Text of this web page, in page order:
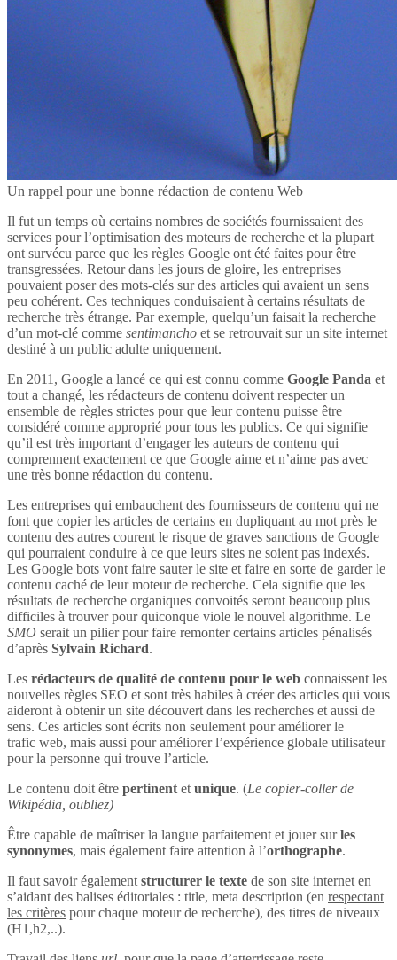
Un rappel pour une bonne rédaction de contenu Web
Il fut un temps où certains nombres de sociétés fournissaient des
services pour l’optimisation des moteurs de recherche et la plupart
ont survécu parce que les règles Google ont été faites pour être
transgressées. Retour dans les jours de gloire, les entreprises
pouvaient poser des mots-clés sur des articles qui avaient un sens
peu cohérent. Ces techniques conduisaient à certains résultats de
recherche très étrange. Par exemple, quelqu’un faisait la recherche
d’un mot-clé comme sentimancho et se retrouvait sur un site internet
destiné à un public adulte uniquement.
En 2011, Google a lancé ce qui est connu comme Google Panda et
tout a changé, les rédacteurs de contenu doivent respecter un
ensemble de règles strictes pour que leur contenu puisse être
considéré comme approprié pour tous les publics. Ce qui signifie
qu’il est très important d’engager les auteurs de contenu qui
comprennent exactement ce que Google aime et n’aime pas avec
une très bonne rédaction du contenu.
Les entreprises qui embauchent des fournisseurs de contenu qui ne
font que copier les articles de certains en dupliquant au mot près le
contenu des autres courent le risque de graves sanctions de Google
qui pourraient conduire à ce que leurs sites ne soient pas indexés.
Les Google bots vont faire sauter le site et faire en sorte de garder le
contenu caché de leur moteur de recherche. Cela signifie que les
résultats de recherche organiques convoités seront beaucoup plus
difficiles à trouver pour quiconque viole le nouvel algorithme. Le
SMO serait un pilier pour faire remonter certains articles pénalisés
d’après Sylvain Richard.
Les rédacteurs de qualité de contenu pour le web connaissent les
nouvelles règles SEO et sont très habiles à créer des articles qui vous
aideront à obtenir un site découvert dans les recherches et aussi de
sens. Ces articles sont écrits non seulement pour améliorer le
trafic web, mais aussi pour améliorer l’expérience globale utilisateur
pour la personne qui trouve l’article.
Le contenu doit être pertinent et unique. (Le copier-coller de
Wikipédia, oubliez)
Être capable de maîtriser la langue parfaitement et jouer surles
synonymes, mais également faire attention à l’orthographe.
Il faut savoir également structurer le texte de son site internet en
s’aidant des balises éditoriales : title, meta description (en respectant
les critères pour chaque moteur de recherche), des titres de niveaux
(H1,h2,..).